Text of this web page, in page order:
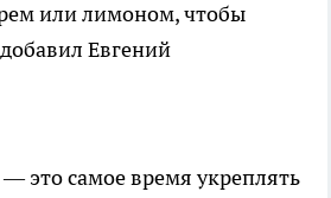
или лимоном, чтобы
Евгений
это самое время укреплять